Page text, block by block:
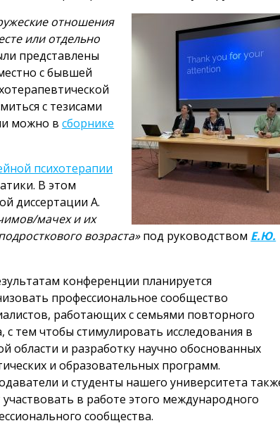
отношения
или отдельно
представлены
с бывшей
с тезисами
можно всборнике
психотерапии
В этом
диссертации А.
мачех и их
возраста»под руководством Е.Ю.
конференции планируется
профессиональное сообщество
работающих с семьями повторного
с тем чтобы стимулировать исследования в
области и разработку научно обоснованных
и образовательных программ.
и студенты нашего университета
участвовать в работе этого международного
сообщества.